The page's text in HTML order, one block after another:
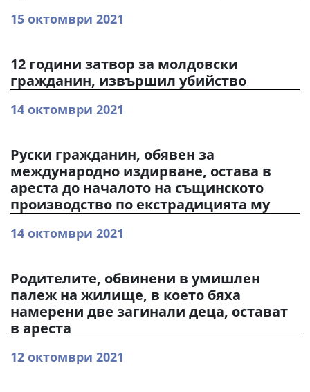
15 октомври 2021
12 години затвор за молдовски
гражданин, извършил убийство
14 октомври 2021
Руски гражданин, обявен за
международно издирване, остава в
ареста до началото на същинското
производство по екстрадицията му
14 октомври 2021
Родителите, обвинени в умишлен
палеж на жилище, в което бяха
намерени две загинали деца, остават
в ареста
12 октомври 2021